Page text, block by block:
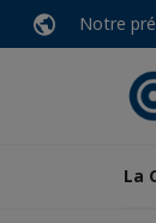
Notre
La